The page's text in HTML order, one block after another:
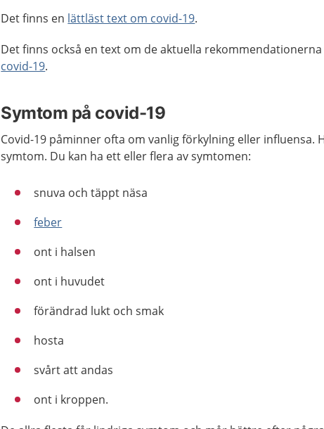
Det finns en lättläst text om covid-19.
Det finns också en text om de aktuella
covid-19.
Symtom på covid-19
Covid-19 påminner ofta om vanlig förkylning eller influensa.
symtom. Du kan ha ett eller flera av symtomen:
snuva och täppt näsa
feber
ont i halsen
ont i huvudet
förändrad lukt och smak
hosta
svårt att andas
ont i kroppen.